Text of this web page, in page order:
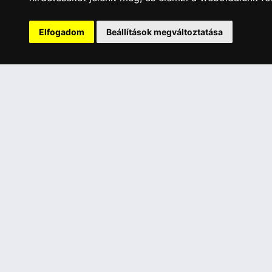
Elfogadom Beállítások megváltoztatása